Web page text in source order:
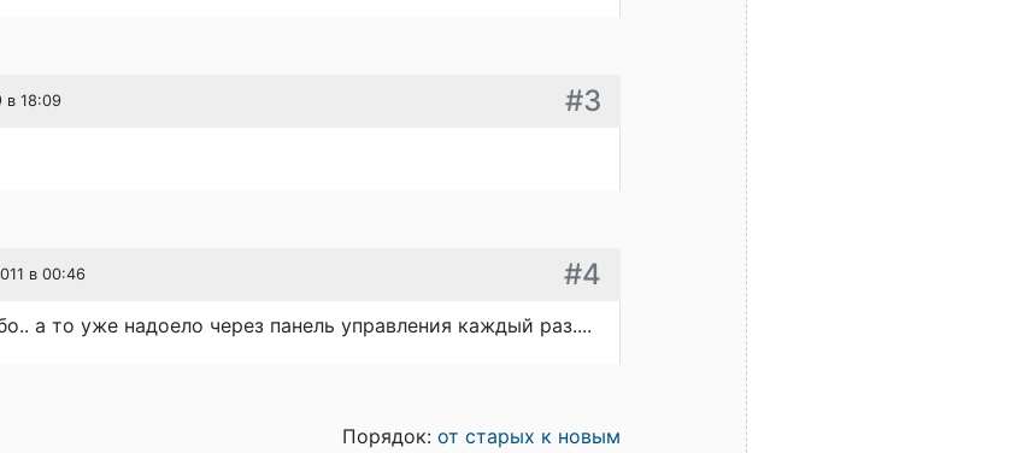
в 18:09 #3
в 00:46 #4
а то уже надоело через панель управления каждый раз....
Порядок: от старых к новым